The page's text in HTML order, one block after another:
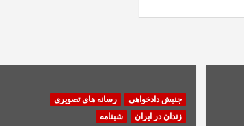
جنبش دادخواهی
رسانه های تصویری
زندان در ایران
شبنامه